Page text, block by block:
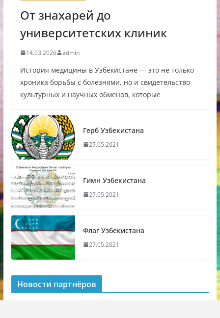
От знахарей до
университетских клиник
14.03.2026 admin
История медицины в Узбекистане — это не только
хроника борьбы с болезнями, но и свидетельство
культурных и научных обменов, которые
Герб Узбекистана
27.05.2021
Гимн Узбекистана
27.05.2021
Флаг Узбекистана
27.05.2021
Новости партнёров